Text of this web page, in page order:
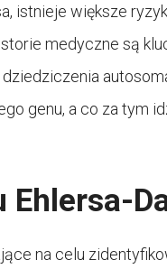
istnieje większe
medyczne są
genu, a co za tym
Ehlersa-
na celu